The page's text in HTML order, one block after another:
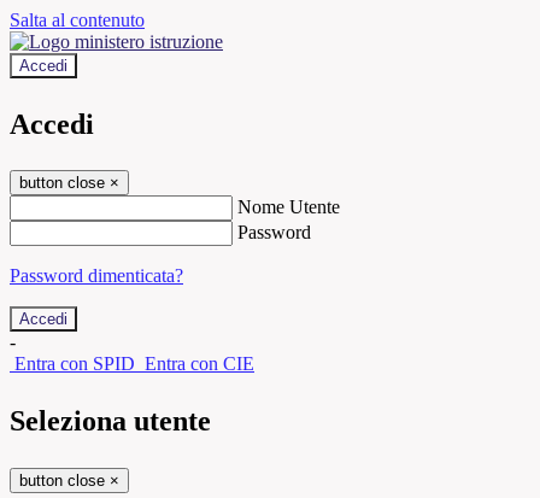
Salta al contenuto
Accedi
Accedi
button close ×
Nome Utente
Password
Password dimenticata?
-
Entra con SPID Entra con CIE
Seleziona utente
button close ×